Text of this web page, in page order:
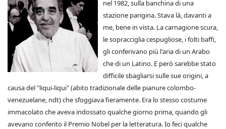
nel 1982, sulla banchina di una
stazione parigina. Stava là, davanti a
me, bene in vista. La carnagione scura,
le sopracciglia cespugliose, i folti baffi,
gli conferivano più l'aria di un Arabo
che di un Latino. E però sarebbe stato
difficile sbagliarsi sulle sue origini, a
causa del "liqui-liqui" (abito tradizionale delle pianure colombo-
venezuelane, ndt) che sfoggiava fieramente. Era lo stesso costume
immacolato che aveva indossato qualche giorno prima, quando gli
avevano conferito il Premio Nobel per la letteratura. Io feci qualche